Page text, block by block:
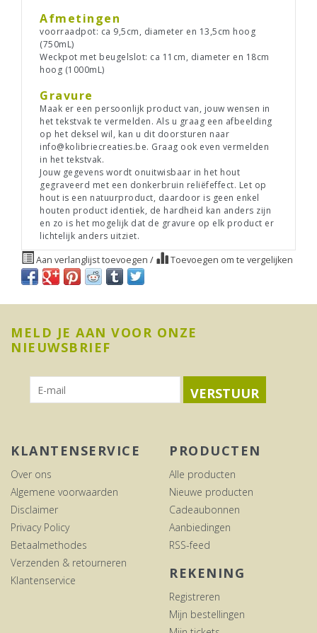
Afmetingen
voorraadpot: ca 9,5cm, diameter en 13,5cm hoog
(750mL)
Weckpot met beugelslot: ca 11cm, diameter en 18cm
hoog (1000mL)
Gravure
Maak er een persoonlijk product van, jouw wensen in
het tekstvak te vermelden. Als u graag een afbeelding
op het deksel wil, kan u dit doorsturen naar
info@kolibriecreaties.be. Graag ook even vermelden
in het tekstvak.
Jouw gegevens wordt onuitwisbaar in het hout
gegraveerd met een donkerbruin reliëfeffect. Let op
hout is een natuurproduct, daardoor is geen enkel
houten product identiek, de hardheid kan anders zijn
en zo is het mogelijk dat de gravure op elk product er
lichtelijk anders uitziet.
Aan verlanglijst toevoegen / Toevoegen om te vergelijken
MELD JE AAN VOOR ONZE
NIEUWSBRIEF
VERSTUUR
KLANTENSERVICE
Over ons
Algemene voorwaarden
Disclaimer
Privacy Policy
Betaalmethodes
Verzenden & retourneren
Klantenservice
PRODUCTEN
Alle producten
Nieuwe producten
Cadeaubonnen
Aanbiedingen
RSS-feed
REKENING
Registreren
Mijn bestellingen